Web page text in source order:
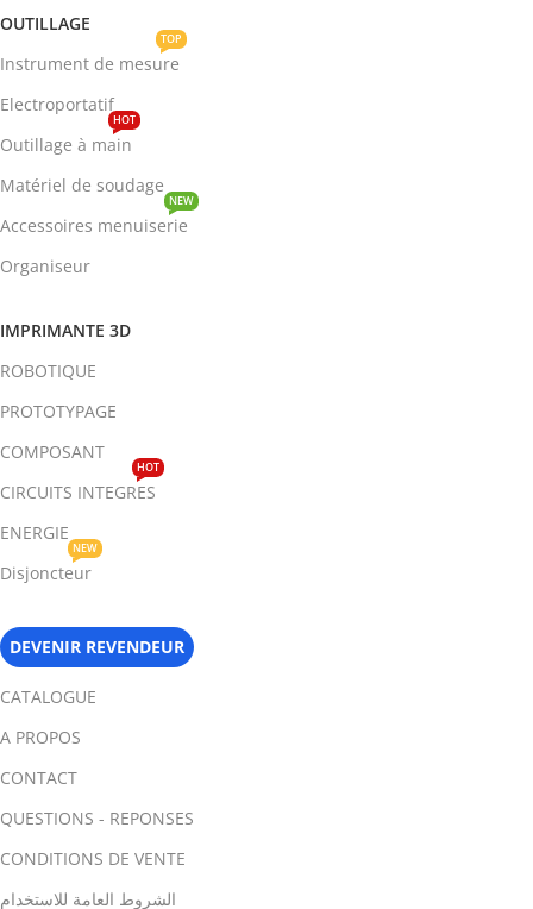
OUTILLAGE
Instrument de mesure
TOP
Electroportatif
Outillage à main
HOT
Matériel de soudage
Accessoires menuiserie
NEW
Organiseur
IMPRIMANTE 3D
ROBOTIQUE
PROTOTYPAGE
COMPOSANT
CIRCUITS INTEGRES
HOT
ENERGIE
Disjoncteur
NEW
DEVENIR REVENDEUR
CATALOGUE
A PROPOS
CONTACT
QUESTIONS - REPONSES
CONDITIONS DE VENTE
الشروط العامة للاستخدام